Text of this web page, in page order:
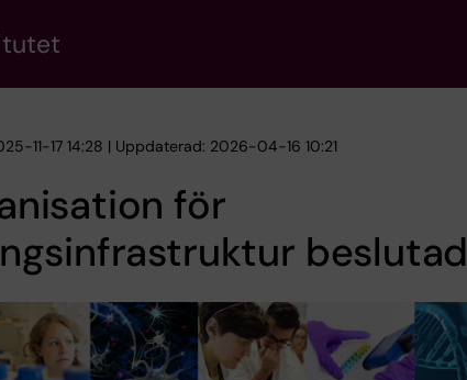
11-17 14:28 | Uppdaterad: 2026-04-16 10:21
för
beslutad